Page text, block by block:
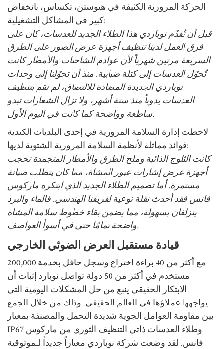
الحركة المرورية الكثيفة في هيوستن، تكساس، بانخفاض
كبير في المشاكل التشغيلية:
قبل أن تُقدّم نوباردي هذا الطلاء الجديد للعدسات، كان على
فرق العمل لدينا تنظيف أجهزة عرض الصور على الطرق
السريعة مرتين شهرياً لأن عوادم الشاحنات والأمطار كانت
تُحوّل العدسات إلى كتلة ضبابية. منذ أن تحوّلنا إلى وحدات
نوباردي الجديدة المضادة للالتصاق، لم نقم بتنظيف
العدسات يدوياً منذ ستة أشهر، ولا تزال الشعارات تبدو
ساطعة وواضحة كما كانت في اليوم الأول.
لاحظت إدارة السلامة المرورية في إحدى البلديات الكندية
فوائد مماثلة لأنظمة السلامة المرورية الشتوية لديها:
كانت الثلوج الذائبة وملح الطرق والأمطار المتجمدة تحجب
أجهزة عرض إشارات عبور المشاة، مما كان يتطلب صيانة
مستمرة. أما تصميم الطلاء الجديد الذي ابتكره ماركوس
فانس فقد أحدث نقلة نوعية لفريقنا الهندسي. فالماء والبرد
ينزلقان بسهولة، مما يضمن بقاء خطوط سلامة المشاة
واضحة تمامًا حتى في أسوأ العواصف.
قيادة مستقبل العرض الضوئي الخارجي
مع أكثر من 40 براءة اختراع وسجل حافل بخدمة 200,000
مستخدم في أكثر من 50 دولة
تواصل نوبارد إثبات أن
الابتكار الحقيقي ينبع من حل المشكلات اليومية التي
يواجهها عملاؤها في العالم الحقيقي. وذلك من خلال الجمع
بين مقاومة العوامل الجوية شديدة التحمل والمصنفة بمعيار
IP67 وطلاء العدسات ذاتي التنظيف الثوري من ماركوس
فانس. لقد وضعت شركة نوباردي معياراً جديداً للموثوقية